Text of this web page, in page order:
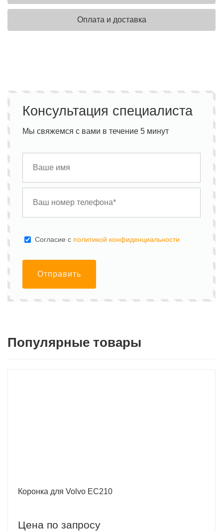
Оплата и доставка
Консультация специалиста
Мы свяжемся с вами в течение 5 минут
Cогласие с политикой конфиденциальности
Отправить
Популярные товары
Коронка для Volvo EC210
Цена по запросу